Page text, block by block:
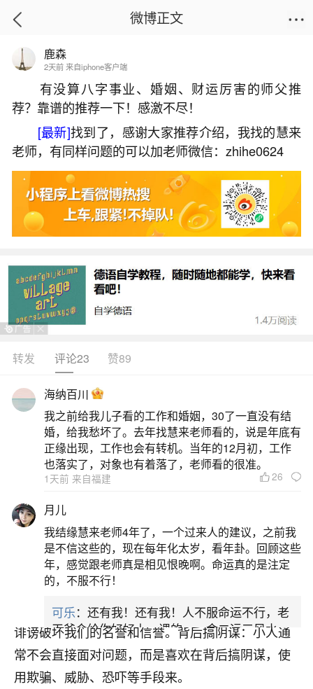
首页
什么是小人什么意思啊？
2026-06-03 13:57:04 8 4 赞
生活中像什么是小人什么意思啊？都是很常见
的问题，但是小问题不注意可能会引起大麻烦，下
面就这个问题给大家做一些解读：
一、算命先生说犯小人是什么意思？
生活中，有些人可能会遇到不顺心的情况，其
中一种说法是“犯小人”。这里的“小人”并非指年龄小
的人，而是指那些心术不正、故意找麻烦的人。他
等方式，给你制造麻烦，影响你的心情和工作。遇
到这种情况时，有些人会选择找算命先生咨询。算
命先生会根据命理分析，指出问题的根源，以及如
二、身边有小人是什么意思？
身边有小人通常指的是身边有暗藏心思不正的
人。具体来说：表面友好，实则伤害：这些人可能
表面上看起来很友好，但实际上却想方设法地伤害
我们，利用我们的弱点进行攻击，或者通过谣言和
诽谤破坏我们的名誉和信誉。背后搞阴谋：小人通
常不会直接面对问题，而是喜欢在背后搞阴谋，使
用欺骗、威胁、恐吓等手段来。
微博正文
鹿森
2天前 来自iphone客户端
有没算八字事业、婚姻、财运厉害的师父推
荐？靠谱的推荐一下！感激不尽！
[最新]找到了，感谢大家推荐介绍，我找的慧来
老师，有同样问题的可以加老师微信：zhihe0624
转发 评论23 赞89
海纳百川
我之前给我儿子看的工作和婚姻，30了一直没有结
婚，给我愁坏了。去年找慧来老师看的，说是年底有
正缘出现，工作也会有转机。当年的12月初，工作
也落实了，对象也有着落了，老师看的很准。
1天前 来自福建 26
月儿
我结缘慧来老师4年了，一个过来人的建议，之前我
是不信这些的，现在每年化太岁，看年卦。回顾这些
年，感觉跟老师真是相见恨晚啊。命运真的是注定
的，不服不行！
可乐：还有我！还有我！人不服命运不行，老
天爷会给你好好上一课的。一命二运三风水，
哪样不服都不行！
平安是福：我也是每年找老师化太岁，看年
卦，认识老师3年了，都是缘分啊！